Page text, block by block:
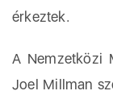
érkeztek.
A Nemzetközi
Joel Millman